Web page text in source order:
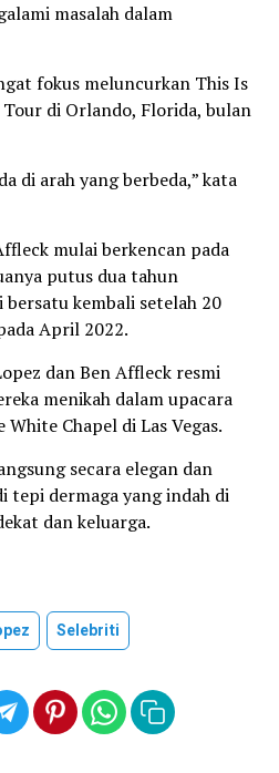
masalah dalam
fokus meluncurkan This Is
di Orlando, Florida, bulan
di arah yang berbeda,” kata
mulai berkencan pada
putus dua tahun
bersatu kembali setelah 20
April 2022.
dan Ben Affleck resmi
menikah dalam upacara
Chapel di Las Vegas.
secara elegan dan
tepi dermaga yang indah di
dan keluarga.
Selebriti